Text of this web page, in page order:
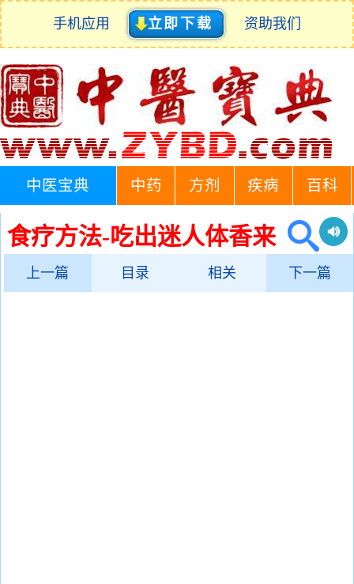
手机应用 立即下载 资助我们
中医宝典 中药 方剂 疾病 百科
食疗方法-吃出迷人体香来
上一篇 目录 相关 下一篇